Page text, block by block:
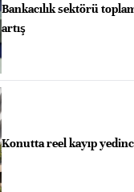
Bankacılık sektörü
artış
Konutta reel kayıp